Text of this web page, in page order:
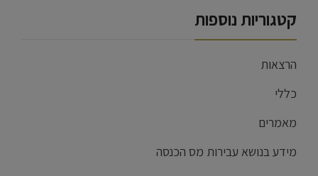
קטגוריות נוספות
הרצאות
כללי
מאמרים
מידע בנושא עבירות מס הכנסה